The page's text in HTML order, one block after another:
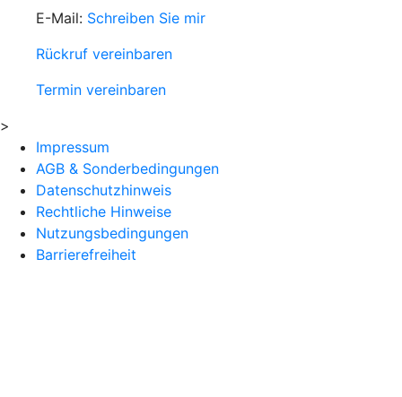
E-Mail: Schreiben Sie mir
Rückruf vereinbaren
Termin vereinbaren
>
Impressum
AGB & Sonderbedingungen
Datenschutzhinweis
Rechtliche Hinweise
Nutzungsbedingungen
Barrierefreiheit